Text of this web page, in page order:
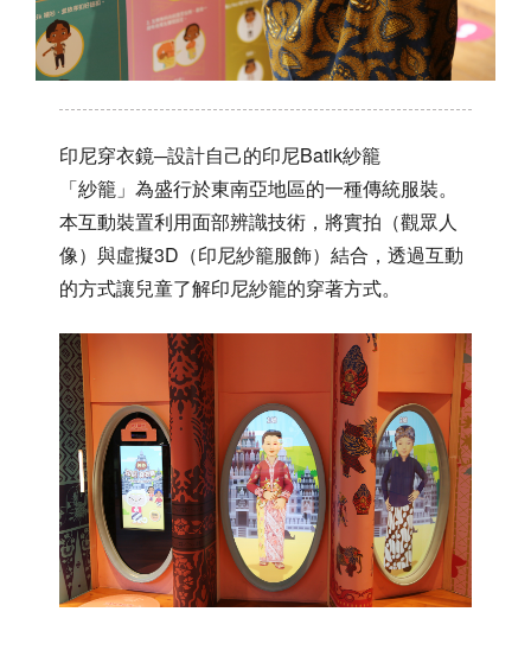
印尼穿衣鏡─設計自己的印尼Batik紗籠
「紗籠」為盛行於東南亞地區的一種傳統服裝。
本互動裝置利用面部辨識技術，將實拍（觀眾人
像）與虛擬3D（印尼紗籠服飾）結合，透過互動
的方式讓兒童了解印尼紗籠的穿著方式。